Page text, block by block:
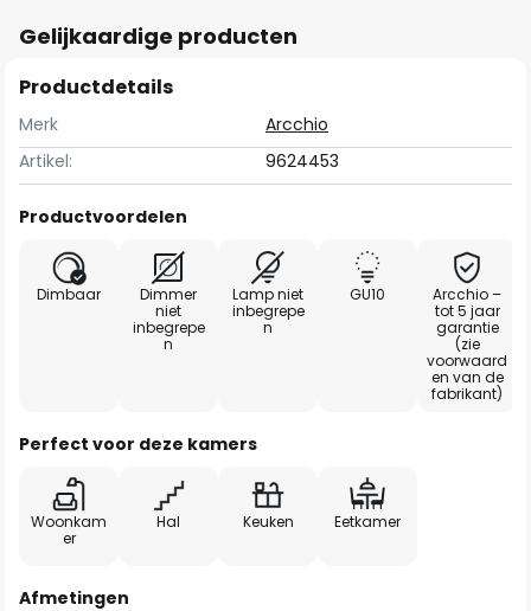
Gelijkaardige producten
Productdetails
Merk
Arcchio
Artikel:
9624453
Productvoordelen
Dimbaar
Dimmer
niet
inbegrepe
n
Lamp niet
inbegrepe
n
GU10
Arcchio –
tot 5 jaar
garantie
(zie
voorwaard
en van de
fabrikant)
Perfect voor deze kamers
Woonkam
er
Hal Keuken Eetkamer
Afmetingen